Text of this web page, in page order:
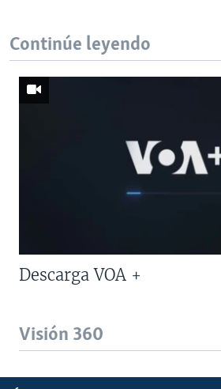
Continúe leyendo
Descarga VOA +
Visión 360